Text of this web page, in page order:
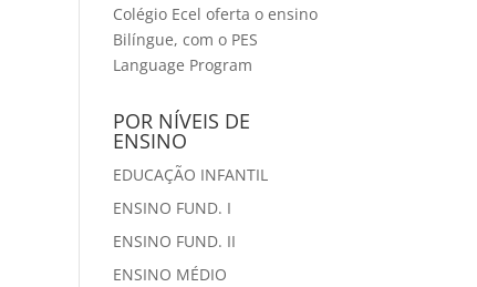
Colégio Ecel oferta o ensino
Bilíngue, com o PES
Language Program
POR NÍVEIS DE
ENSINO
EDUCAÇÃO INFANTIL
ENSINO FUND. I
ENSINO FUND. II
ENSINO MÉDIO